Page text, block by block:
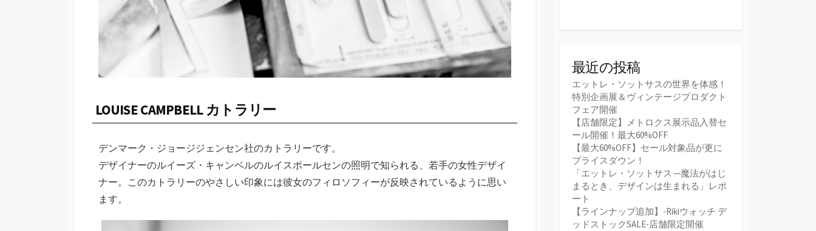
LOUISE CAMPBELL カトラリー
デンマーク・ジョージジェンセン社のカトラリーです。
デザイナーのルイーズ・キャンベルのルイスポールセンの照明で知られる、若手の女性デザイ
ナー。このカトラリーのやさしい印象には彼女のフィロソフィーが反映されているように思い
ます。
最近の投稿
エットレ・ソットサスの世界を体感！
特別企画展＆ヴィンテージプロダクト
フェア開催
【店舗限定】メトロクス展示品入替セ
ール開催！最大60%OFF
【最大60%OFF】セール対象品が更に
プライスダウン！
「エットレ・ソットサス ─魔法がはじ
まるとき、デザインは生まれる」レポ
ート
【ラインナップ追加】-Rikiウォッチ デ
ッドストックSALE-店舗限定開催